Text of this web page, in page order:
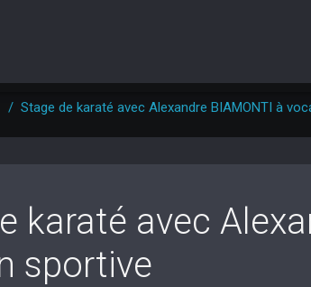
/ Stage de karaté avec Alexandre BIAMONTI à
karaté avec
sportive